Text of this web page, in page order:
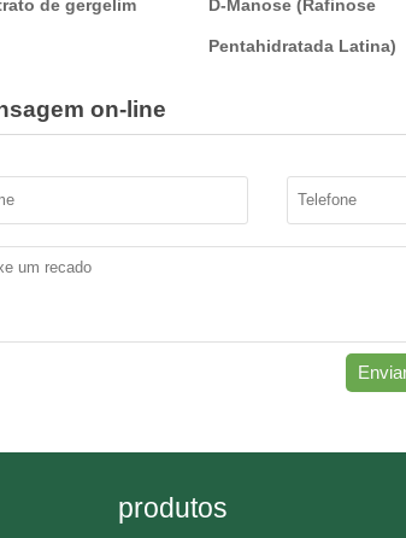
de gergelim D-Manose (Rafinose
Pentahidratada Latina)
on-line
produtos